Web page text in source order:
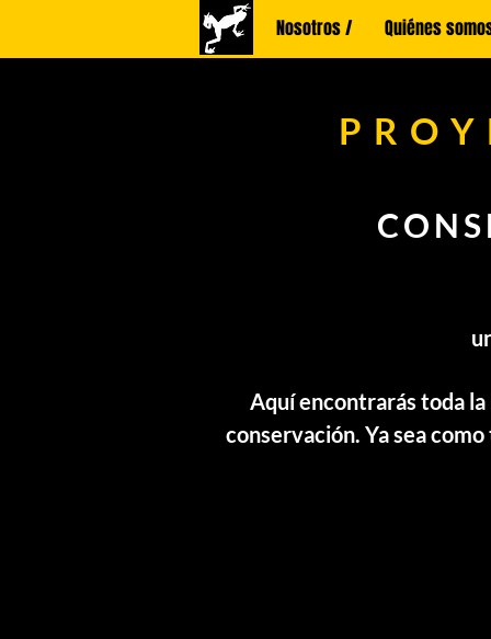
Nosotros / Quiénes
Aquí encontrarás toda
conservación. Ya sea